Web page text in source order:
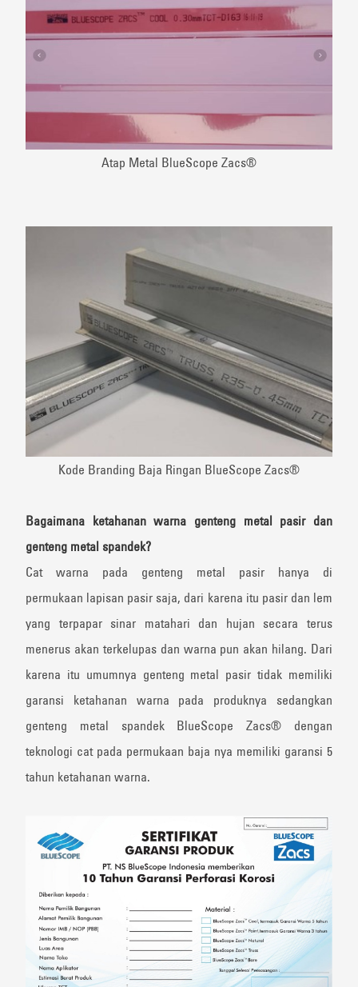
Atap Metal BlueScope Zacs®
Kode Branding Baja Ringan BlueScope Zacs®
Bagaimana ketahanan warna genteng metal pasirdan
genteng metal spandek?
Cat warna pada genteng metal pasir hanya di
permukaan lapisan pasir saja, dari karena itu pasir dan lem
yang terpapar sinar matahari dan hujan secara terus
menerus akan terkelupas dan warna pun akan hilang. Dari
karena itu umumnya genteng metal pasir tidak memiliki
garansi ketahanan warna pada produknya sedangkan
genteng metal spandek BlueScope Zacs® dengan
teknologi cat pada permukaan baja nya memiliki garansi 5
tahun ketahanan warna.